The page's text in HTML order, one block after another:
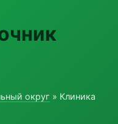
округ » Клиника